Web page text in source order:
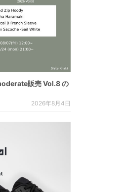
販売 Vol.8 の
2026年8月4日